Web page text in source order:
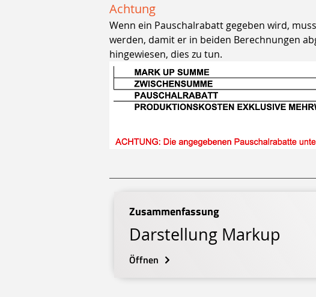
Achtung
Wenn ein Pauschalrabatt gegeben wird,
werden, damit er in beiden Berechnungen
hingewiesen, dies zu tun.
Zusammenfassung
Darstellung Markup
Öffnen